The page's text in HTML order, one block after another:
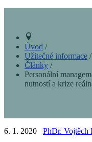
Úvod /
Užitečné informace /
Články /
Personální
nutností a krize
6. 1. 2020
PhDr. Vojtěch